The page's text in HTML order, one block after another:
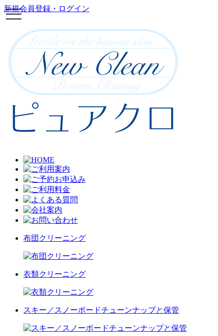
新規会員登録・ログイン
toggle
navigation
布団クリーニング
衣類クリーニング
スキー／スノーボードチューンナップと保管